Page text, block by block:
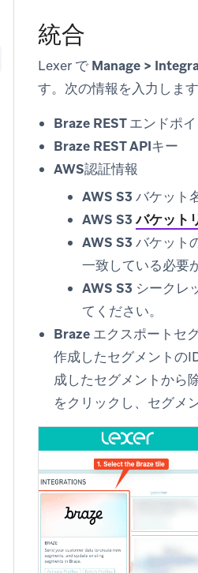
統合
Lexer で Manage >
す。次の情報を入力します
Braze REST エンドポイ
Braze REST APIキー
AWS認証情報
AWS S3 バケット
AWS S3バケット
AWS S3 バケット
一致している必要
AWS S3 シークレ
てください。
Braze エクスポートセ
作成したセグメントの
成したセグメントから
をクリックし、 セグメ